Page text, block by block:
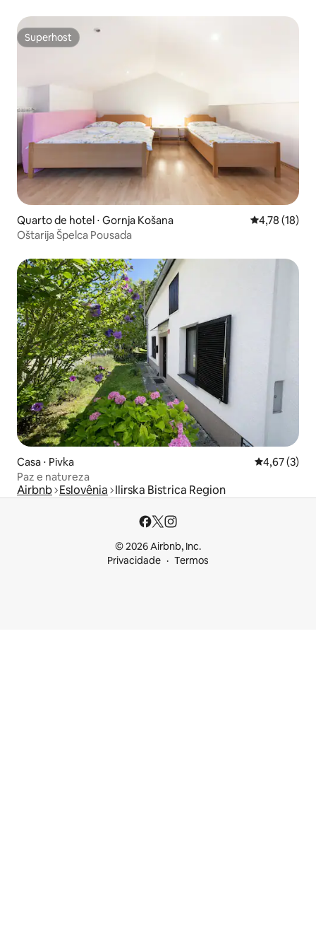
Superhost
Superhost
Quarto de hotel ⋅ Gornja Košana 4,78 de uma
4,78 (18)
Oštarija Špelca Pousada
Casa ⋅ Pivka 4,67 de
4,67 (3)
Paz e natureza
Airbnb Eslovênia Ilirska Bistrica Region
© 2026 Airbnb, Inc.
Privacidade
Termos